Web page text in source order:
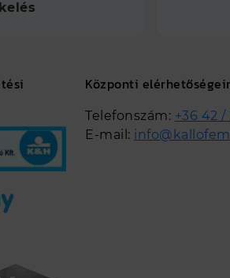
Központi
Telefonszám: +36 42 /
E-mail: